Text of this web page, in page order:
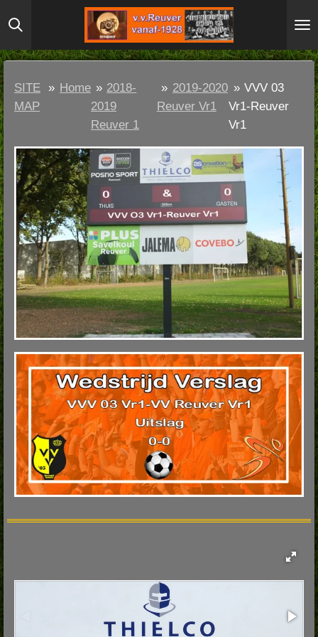
Ga
direct
naar
hoofdinhoud
SITE
MAP
» Home » 2018-
2019
Reuver 1
» 2019-2020
Reuver Vr1
» VVV 03
Vr1-Reuver
Vr1